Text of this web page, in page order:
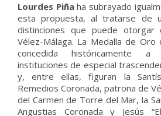
Lourdes Piñaha subrayado
esta propuesta, al tratarse de
distinciones que puede otorgar
Vélez-Málaga. La Medalla de Oro
concedida históricamente a
instituciones de especial
y, entre ellas, figuran la
Remedios Coronada, patrona de
del Carmen de Torre del Mar, la
Angustias Coronada y Jesús